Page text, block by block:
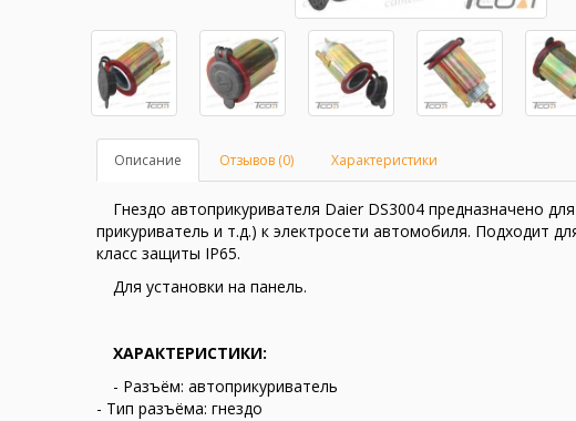
Описание Отзывов (0) Характеристики
Гнездо автоприкуривателя Daier DS3004 предназначено
прикуриватель и т.д.) к электросети автомобиля. Подходит
класс защиты IP65.
Для установки на панель.
ХАРАКТЕРИСТИКИ:
- Разъём: автоприкуриватель
- Тип разъёма: гнездо